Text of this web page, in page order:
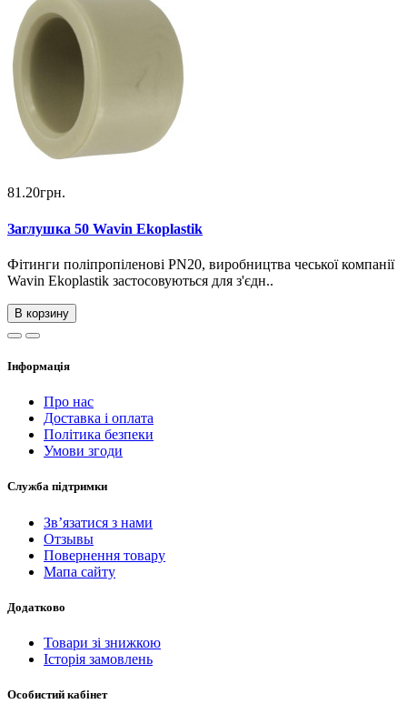
81.20грн.
Заглушка 50 Wavin Ekoplastik
Фітинги поліпропіленові PN20, виробництва чеської компанії
Wavin Ekoplastik застосовуються для з'єдн..
В корзину
Інформація
Про нас
Доставка і оплата
Політика безпеки
Умови згоди
Служба підтримки
Зв’язатися з нами
Отзывы
Повернення товару
Мапа сайту
Додатково
Товари зі знижкою
Історія замовлень
Особистий кабінет